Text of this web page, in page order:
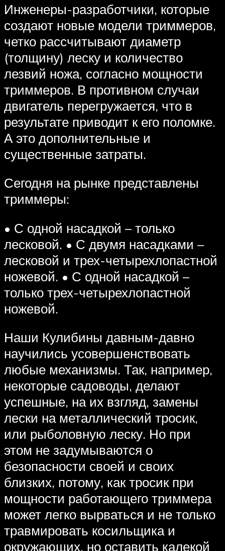
Инженеры-разработчики, которые
создают новые модели триммеров,
четко рассчитывают диаметр
(толщину) леску и количество
лезвий ножа, согласно мощности
триммеров. В противном случаи
двигатель перегружается, что в
результате приводит к его поломке.
А это дополнительные и
существенные затраты.
Сегодня на рынке представлены
триммеры:
• С одной насадкой – только
лесковой. • С двумя насадками –
лесковой и трех-четырехлопастной
ножевой. • С одной насадкой –
только трех-четырехлопастной
ножевой.
Наши Кулибины давным-давно
научились усовершенствовать
любые механизмы. Так, например,
некоторые садоводы, делают
успешные, на их взгляд, замены
лески на металлический тросик,
или рыболовную леску. Но при
этом не задумываются о
безопасности своей и своих
близких, потому, как тросик при
мощности работающего триммера
может легко вырваться и не только
травмировать косильщика и
окружающих, но оставить калекой